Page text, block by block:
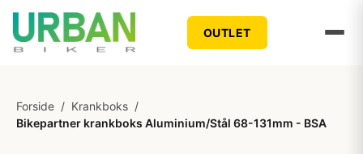
OUTLET
Forside / Krankboks /
Bikepartner krankboks Aluminium/Stål 68-131mm - BSA